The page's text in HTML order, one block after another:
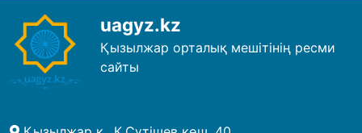
uagyz.kz
Қызылжар орталық мешітінің ресми
сайты